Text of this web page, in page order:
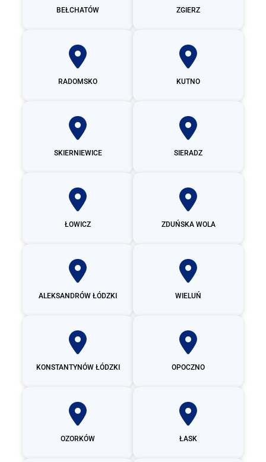
BEŁCHATÓW ZGIERZ
RADOMSKO KUTNO
SKIERNIEWICE SIERADZ
ŁOWICZ ZDUŃSKA WOLA
ALEKSANDRÓW ŁÓDZKI WIELUŃ
KONSTANTYNÓW ŁÓDZKI OPOCZNO
OZORKÓW ŁASK